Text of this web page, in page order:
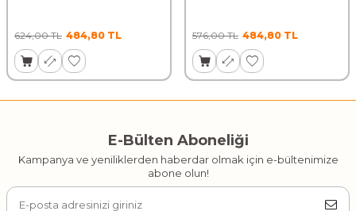
624,00TL 484,80 TL 576,00TL 484,80 TL
E-Bülten Aboneliği
Kampanya ve yeniliklerden haberdar olmak için e-bültenimize
abone olun!